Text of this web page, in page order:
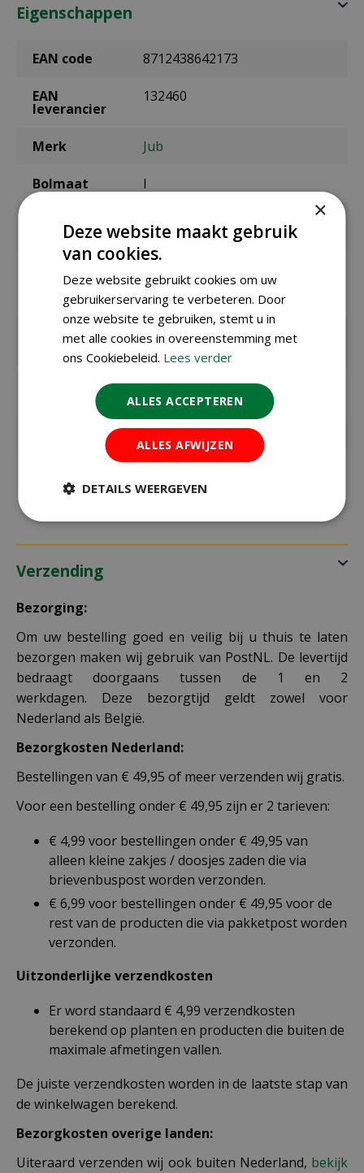
Eigenschappen
EAN code 8712438642173
EAN
leverancier
132460
Merk Jub
Bolmaat I
Zaaien onder
glas / binnen
Maart
planten
buiten
april t/m juni
Bloeitijd /
oogsttijd
juli t/m oktober
max. hoogte 100 cm
Standplaats
Verzending
Bezorging:
Om uw bestelling goed en veilig bij u thuis te laten
bezorgen maken wij gebruik van PostNL. De levertijd
bedraagt doorgaans tussen de 1 en 2
werkdagen. Deze bezorgtijd geldt zowel voor
Nederland als België.
Bezorgkosten Nederland:
Bestellingen van € 49,95 of meer verzenden wij gratis.
Voor een bestelling onder € 49,95 zijn er 2 tarieven:
€ 4,99 voor bestellingen onder € 49,95 van
alleen kleine zakjes / doosjes zaden die via
brievenbuspost worden verzonden.
€ 6,99 voor bestellingen onder € 49,95 voor de
rest van de producten die via pakketpost worden
verzonden.
Uitzonderlijke verzendkosten
Er word standaard € 4,99 verzendkosten
berekend op planten en producten die buiten de
maximale afmetingen vallen.
De juiste verzendkosten worden in de laatste stap van
de winkelwagen berekend.
Bezorgkosten overige landen:
Uiteraard verzenden wij ook buiten Nederland, bekijk
×
Deze website maakt gebruik
van cookies.
Deze website gebruikt cookies om uw
gebruikerservaring te verbeteren. Door
onze website te gebruiken, stemt u in
met alle cookies in overeenstemming met
ons Cookiebeleid. Lees verder
ALLES ACCEPTEREN
ALLES AFWIJZEN
DETAILS WEERGEVEN